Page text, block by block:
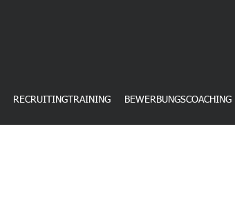
RECRUITINGTRAINING BEWERBUNGSCOACHING